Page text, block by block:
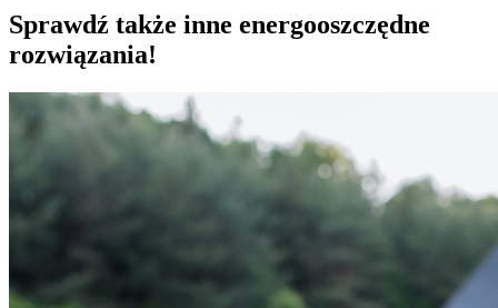
Sprawdź także inne energooszczędne
rozwiązania!